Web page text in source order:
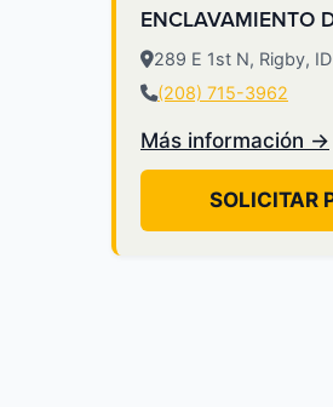
ENCLAVAMIENTO
289 E 1st N, Rigby,
(208) 715-3962
Más información →
SOLICITAR